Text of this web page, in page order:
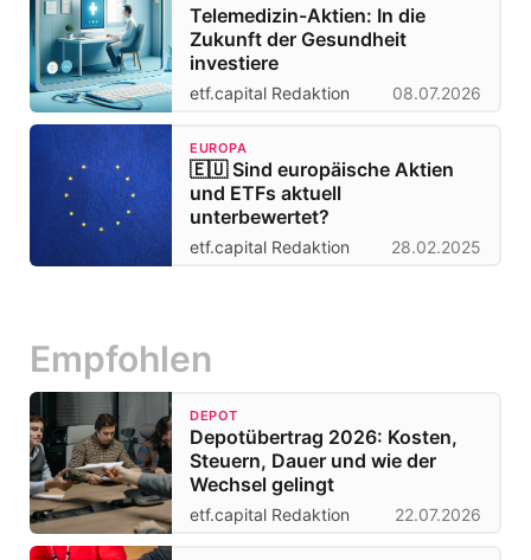
Telemedizin-Aktien: In die
Zukunft der Gesundheit
investiere
etf.capital Redaktion 08.07.2026
EUROPA
🇪🇺 Sind europäische Aktien
und ETFs aktuell
unterbewertet?
etf.capital Redaktion 28.02.2025
Empfohlen
DEPOT
Depotübertrag 2026: Kosten,
Steuern, Dauer und wie der
Wechsel gelingt
etf.capital Redaktion 22.07.2026